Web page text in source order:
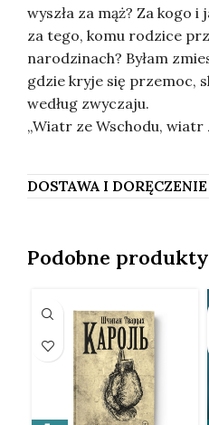
wyszła za mąż? Za kogo
za tego, komu rodzice
narodzinach? Byłam
gdzie kryje się przemoc,
według zwyczaju.
„Wiatr ze Wschodu, wiatr
DOSTAWA I DORĘCZENIE
Podobne produkty